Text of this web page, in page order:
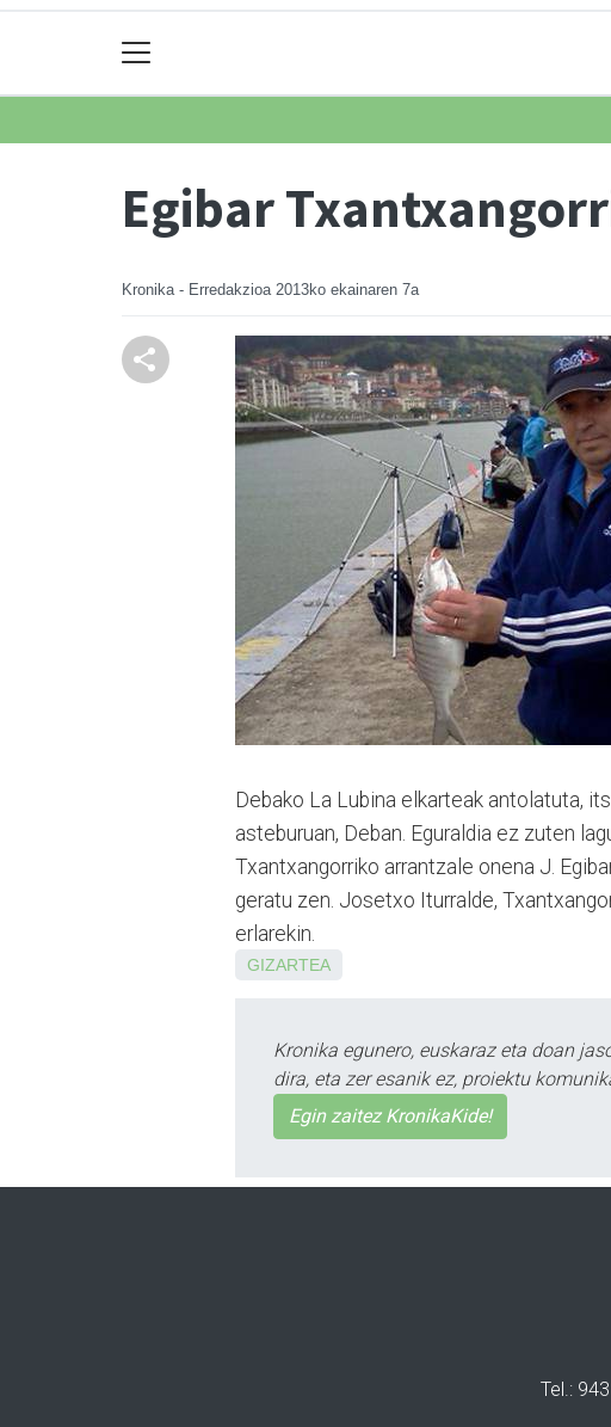
Egibar
Kronika - Erredakzioa 2013ko ekainaren 7a
Debako La Lubina elkarteak antolatuta,
asteburuan, Deban. Eguraldia ez zuten
Txantxangorriko arran­tzale onena J.
geratu zen. Josetxo Iturralde,
erlarekin.
GIZARTEA
Kronika egunero, euskaraz eta doan
dira, eta zer esanik ez, proiektu
Egin zaitez KronikaKide!
Tel.: